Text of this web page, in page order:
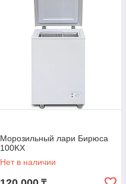
Морозильный лари Бирюса
100KX
Нет в наличии